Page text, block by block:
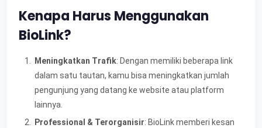
Kenapa Harus Menggunakan
BioLink?
Meningkatkan Trafik: Dengan memiliki beberapa link
dalam satu tautan, kamu bisa meningkatkan jumlah
pengunjung yang datang ke website atau platform
lainnya.
Professional & Terorganisir: BioLink memberi kesan